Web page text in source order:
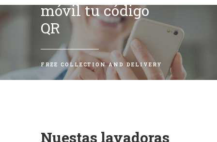
móvil tu código
QR
FREE COLLECTION AND DELIVERY
Nuestas lavadoras